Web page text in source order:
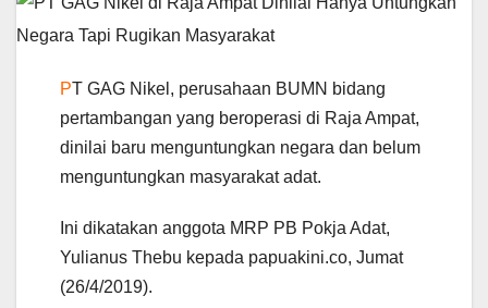
PT GAG Nikel, perusahaan BUMN bidang
pertambangan yang beroperasi di Raja Ampat,
dinilai baru menguntungkan negara dan belum
menguntungkan masyarakat adat.
Ini dikatakan anggota MRP PB Pokja Adat,
Yulianus Thebu kepada papuakini.co, Jumat
(26/4/2019).